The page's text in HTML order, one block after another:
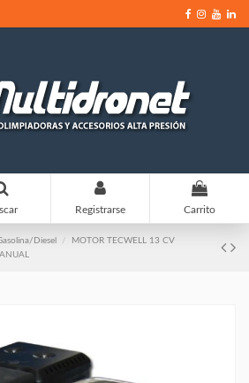
Registrarse
0
Carrito
Diesel
MOTOR TECWELL 13 CV